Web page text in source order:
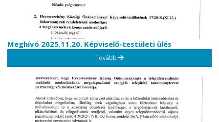
Meghívó 2025.11.20. Képviselő-testületi ülés
Tovább